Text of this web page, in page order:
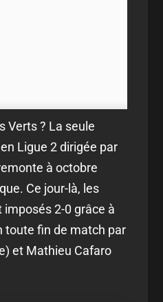
Verts ? La seule
Ligue 2 dirigée par
à octobre
Ce jour-là, les
imposés 2-0 grâce à
toute fin de match par
et Mathieu Cafaro